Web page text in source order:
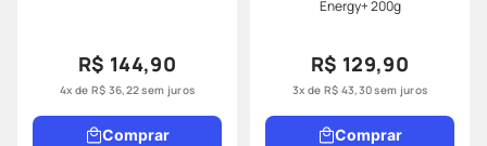
R$ 144,90
4x de R$ 36,22sem juros
Comprar
Energy+ 200g
R$ 129,90
3x de R$ 43,30sem juros
Comprar